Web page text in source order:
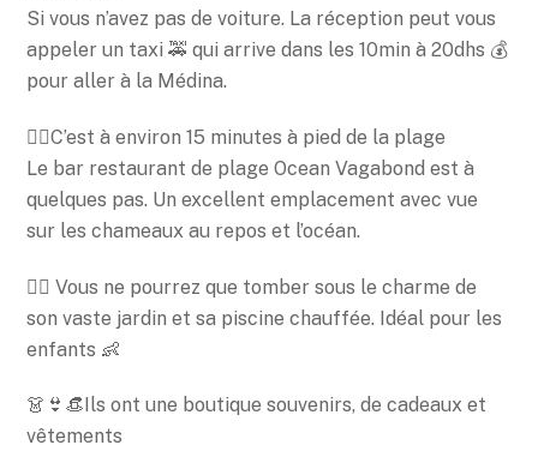
Si vous n’avez pas de voiture. La réception peut vous
appeler un taxi 🚕 qui arrive dans les 10min à 20dhs 💰
pour aller à la Médina.
🚶‍♀️C’est à environ 15 minutes à pied de la plage
Le bar restaurant de plage Ocean Vagabond est à
quelques pas. Un excellent emplacement avec vue
sur les chameaux au repos et l’océan.
🏊‍♂️ Vous ne pourrez que tomber sous le charme de
son vaste jardin et sa piscine chauffée. Idéal pour les
enfants 👶
👗👙👒Ils ont une boutique souvenirs, de cadeaux et
vêtements